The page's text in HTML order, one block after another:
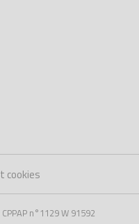
cookies
n°1129 W 91592